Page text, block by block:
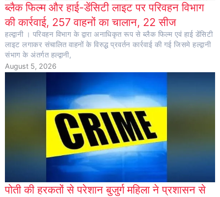
ब्लैक फिल्म और हाई-डेंसिटी लाइट पर परिवहन विभाग
की कार्रवाई, 257 वाहनों का चालान, 22 सीज
हल्द्वानी । परिवहन विभाग के द्वारा अनाधिकृत रूप से ब्लैक फिल्म एवं हाई डेंसिटी
लाइट लगाकर संचालित वाहनों के विरुद्ध प्रवर्तन कार्रवाई की गई जिसमे हल्द्वानी
संभाग के अंतर्गत हल्द्वानी,
August 5, 2026
पोती की हरकतों से परेशान बुजुर्ग महिला ने प्रशासन से